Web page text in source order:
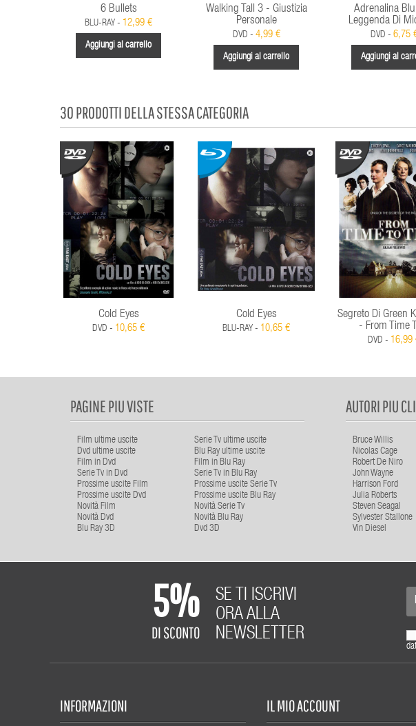
6 Bullets
BLU-RAY - 12,99 €
Aggiungi al carrello
Walking Tall 3 - Giustizia
Personale
DVD - 4,99 €
Aggiungi al carrello
Adrenalina
Leggenda Di
DVD - 6,75
Aggiungi al
30 PRODOTTI DELLA STESSA CATEGORIA
Cold Eyes
DVD - 10,65 €
Cold Eyes
BLU-RAY - 10,65 €
Segreto Di Green
- From Time
DVD - 16,99
PAGINE PIU VISTE
Film ultime uscite
Serie Tv ultime uscite
Dvd ultime uscite
Blu Ray ultime uscite
Film in Dvd
Film in Blu Ray
Serie Tv in Dvd
Serie Tv in Blu Ray
Prossime uscite Film
Prossime uscite Serie Tv
Prossime uscite Dvd
Prossime uscite Blu Ray
Novità Film
Novità Serie Tv
Novità Dvd
Novità Blu Ray
Blu Ray 3D
Dvd 3D
AUTORI PIU
Bruce Willis
Nicolas Cage
Robert De Niro
John Wayne
Harrison Ford
Julia Roberts
Steven Seagal
Sylvester Stallone
Vin Diesel
5%
DI SCONTO
SE TI ISCRIVI
ORA ALLA
NEWSLETTER
INFORMAZIONI IL MIO ACCOUNT